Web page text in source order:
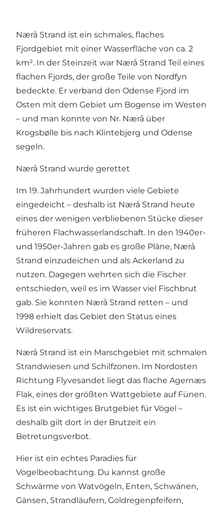
Nærå Strand ist ein schmales, flaches
Fjordgebiet mit einer Wasserfläche von ca. 2
km². In der Steinzeit war Nærå Strand Teil eines
flachen Fjords, der große Teile von Nordfyn
bedeckte. Er verband den Odense Fjord im
Osten mit dem Gebiet um Bogense im Westen
– und man konnte von Nr. Nærå über
Krogsbølle bis nach Klintebjerg und Odense
segeln.
Nærå Strand wurde gerettet
Im 19. Jahrhundert wurden viele Gebiete
eingedeicht – deshalb ist Nærå Strand heute
eines der wenigen verbliebenen Stücke dieser
früheren Flachwasserlandschaft. In den 1940er-
und 1950er-Jahren gab es große Pläne, Nærå
Strand einzudeichen und als Ackerland zu
nutzen. Dagegen wehrten sich die Fischer
entschieden, weil es im Wasser viel Fischbrut
gab. Sie konnten Nærå Strand retten – und
1998 erhielt das Gebiet den Status eines
Wildreservats.
Nærå Strand ist ein Marschgebiet mit schmalen
Strandwiesen und Schilfzonen. Im Nordosten
Richtung Flyvesandet liegt das flache Agernæs
Flak, eines der größten Wattgebiete auf Fünen.
Es ist ein wichtiges Brutgebiet für Vögel –
deshalb gilt dort in der Brutzeit ein
Betretungsverbot.
Hier ist ein echtes Paradies für
Vogelbeobachtung. Du kannst große
Schwärme von Watvögeln, Enten, Schwänen,
Gänsen, Strandläufern, Goldregenpfeifern,